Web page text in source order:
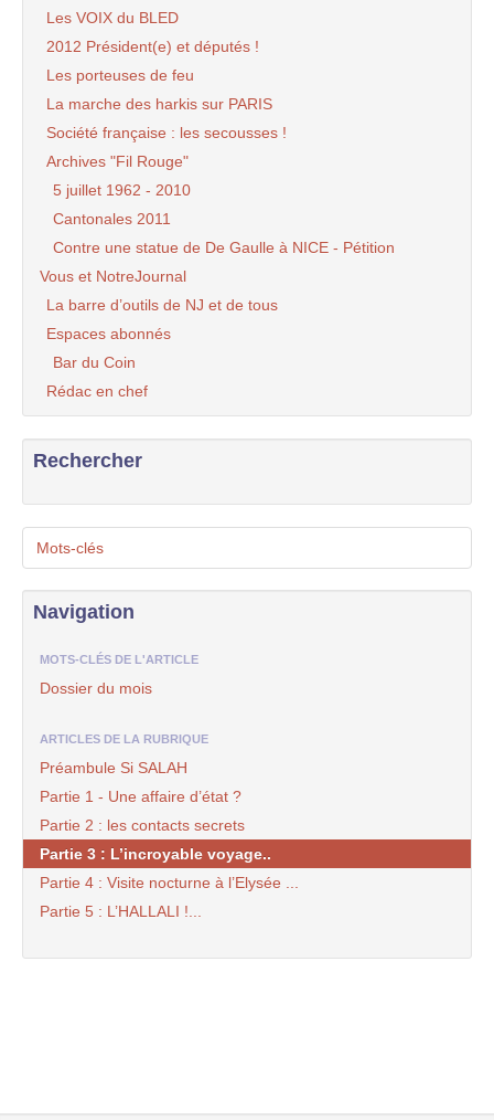
Les VOIX du BLED
2012 Président(e) et députés !
Les porteuses de feu
La marche des harkis sur PARIS
Société française : les secousses !
Archives "Fil Rouge"
5 juillet 1962 - 2010
Cantonales 2011
Contre une statue de De Gaulle à NICE - Pétition
Vous et NotreJournal
La barre d’outils de NJ et de tous
Espaces abonnés
Bar du Coin
Rédac en chef
Rechercher
Mots-clés
Navigation
MOTS-CLÉS DE L'ARTICLE
Dossier du mois
ARTICLES DE LA RUBRIQUE
Préambule Si SALAH
Partie 1 - Une affaire d’état ?
Partie 2 : les contacts secrets
Partie 3 : L’incroyable voyage..
Partie 4 : Visite nocturne à l’Elysée ...
Partie 5 : L’HALLALI !...